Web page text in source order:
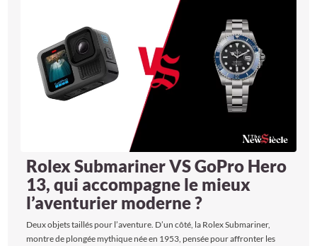
Rolex Submariner VS GoPro Hero
13, qui accompagne le mieux
l’aventurier moderne ?
Deux objets taillés pour l’aventure. D’un côté, la Rolex Submariner,
montre de plongée mythique née en 1953, pensée pour affronter les